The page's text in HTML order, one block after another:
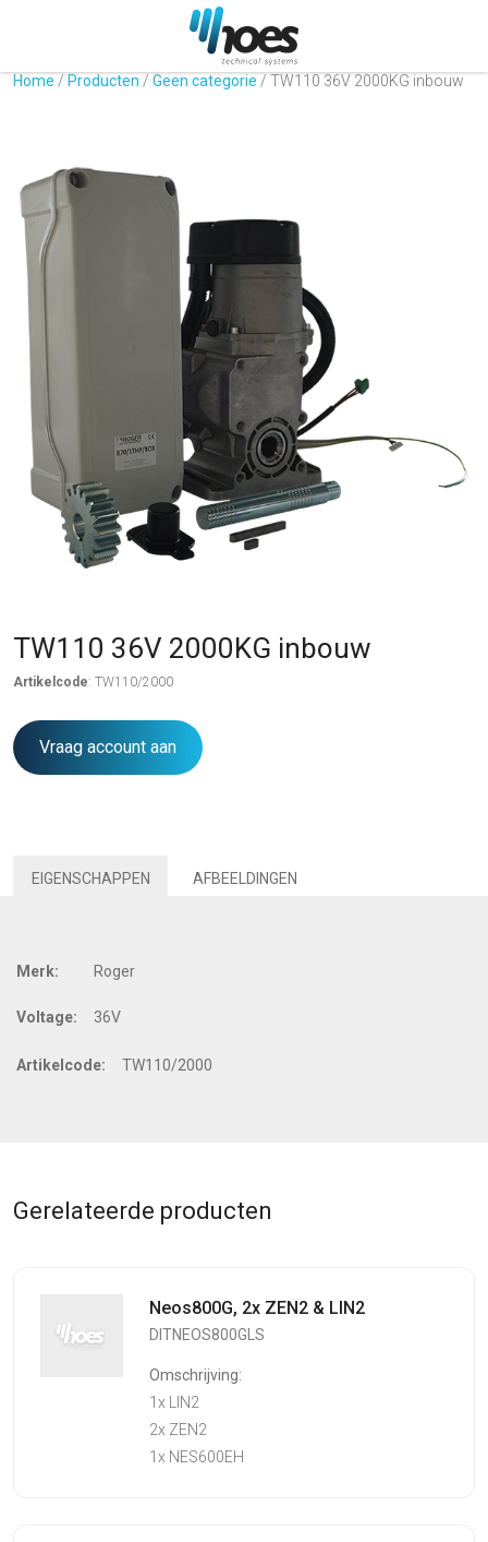
Home / Producten / Geen categorie / TW110 36V 2000KG inbouw
TW110 36V 2000KG inbouw
Artikelcode: TW110/2000
Vraag account aan
EIGENSCHAPPEN AFBEELDINGEN
Merk: Roger
Voltage: 36V
Artikelcode: TW110/2000
Gerelateerde producten
Neos800G, 2x ZEN2 & LIN2
DITNEOS800GLS
Omschrijving:
1x LIN2
2x ZEN2
1x NES600EH